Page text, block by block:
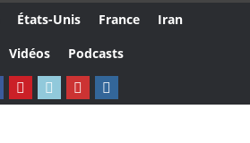
États-Unis France
Iran
Vidéos Podcasts